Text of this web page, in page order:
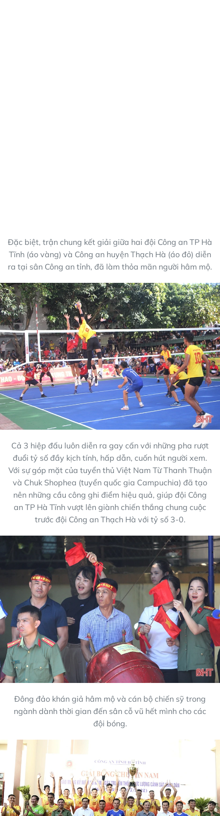
Đặc biệt, trận chung kết giải giữa hai đội Công an TP Hà
Tĩnh (áo vàng) và Công an huyện Thạch Hà (áo đỏ) diễn
ra tại sân Công an tỉnh, đã làm thỏa mãn người hâm mộ.
Cả 3 hiệp đấu luôn diễn ra gay cấn với những pha rượt
đuổi tỷ số đầy kịch tính, hấp dẫn, cuốn hút người xem.
Với sự góp mặt của tuyển thủ Việt Nam Từ Thanh Thuận
và Chuk Shophea (tuyển quốc gia Campuchia) đã tạo
nên những cầu công ghi điểm hiệu quả, giúp đội Công
an TP Hà Tĩnh vượt lên giành chiến thắng chung cuộc
trước đội Công an Thạch Hà với tỷ số 3-0.
Đông đảo khán giả hâm mộ và cán bộ chiến sỹ trong
ngành dành thời gian đến sân cỗ vũ hết mình cho các
đội bóng.